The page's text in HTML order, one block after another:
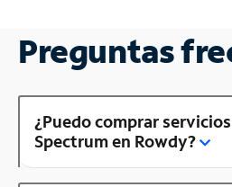
Preguntas
¿Puedo comprar
Spectrum en Rowdy?